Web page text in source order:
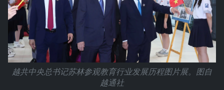
越共中央总书记苏林参观教育行业发展历程图片展。图自
越通社